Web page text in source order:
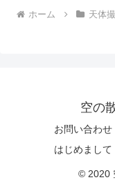
ホーム 天体
空の
お問い合わせ
はじめまして
© 2020